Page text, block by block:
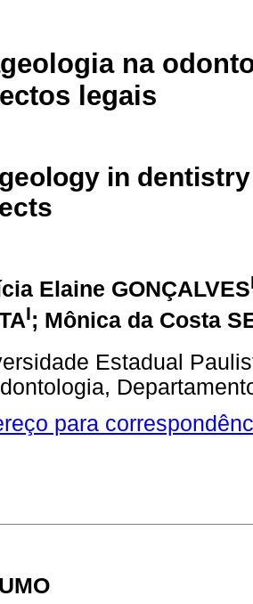
na
legais
in
Elaine GONÇALVES
I; Mônica da Costa
Estadual
para